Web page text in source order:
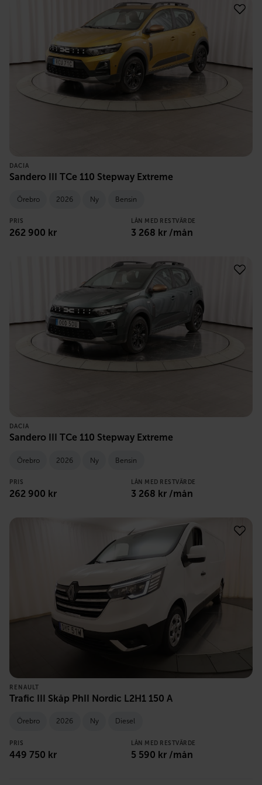
DACIA
Sandero III TCe 110 Stepway Extreme
Örebro 2026 Ny Bensin
PRIS
262 900 kr
LÅN MED RESTVÄRDE
3 268 kr /mån
DACIA
Sandero III TCe 110 Stepway Extreme
Örebro 2026 Ny Bensin
PRIS
262 900 kr
LÅN MED RESTVÄRDE
3 268 kr /mån
RENAULT
Trafic III Skåp PhII Nordic L2H1 150 A
Örebro 2026 Ny Diesel
PRIS
449 750 kr
LÅN MED RESTVÄRDE
5 590 kr /mån